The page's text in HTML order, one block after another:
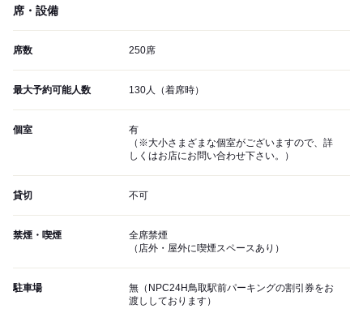
席・設備
席数 250席
最大予約可能人数 130人（着席時）
個室
有
（※大小さまざまな個室がございますので、詳
しくはお店にお問い合わせ下さい。）
貸切 不可
禁煙・喫煙
全席禁煙
（店外・屋外に喫煙スペースあり）
駐車場
無（NPC24H鳥取駅前パーキングの割引券をお
渡ししております）